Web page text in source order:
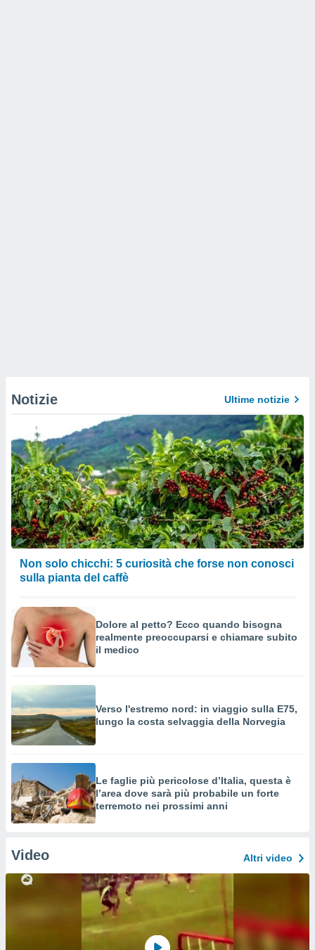
Notizie Ultime notizie
Non solo chicchi: 5 curiosità che forse non conosci
sulla pianta del caffè
Dolore al petto? Ecco quando bisogna
realmente preoccuparsi e chiamare subito
il medico
Verso l'estremo nord: in viaggio sulla E75,
lungo la costa selvaggia della Norvegia
Le faglie più pericolose d’Italia, questa è
l’area dove sarà più probabile un forte
terremoto nei prossimi anni
Video Altri video